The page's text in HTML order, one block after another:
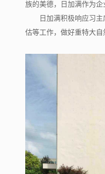
族的美德，日加满作为企
日加满积极响应习
估等工作，做好重特大